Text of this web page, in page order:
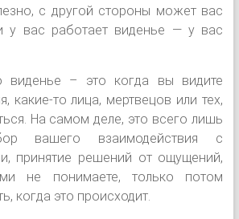
с другой стороны может вас
у вас работает виденье — у вас
виденье – это когда вы видите
какие-то лица, мертвецов или тех,
На самом деле, это всего лишь
вашего взаимодействия с
принятие решений от ощущений,
не понимаете, только потом
когда это происходит.